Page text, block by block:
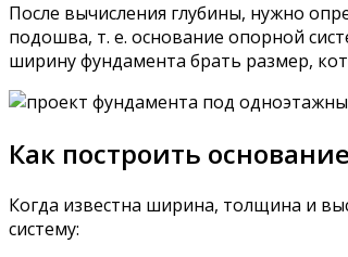
После вычисления глубины, нужно
подошва, т. е. основание опорной
ширину фундамента брать размер,
Как построить основание
Когда известна ширина, толщина и
систему: